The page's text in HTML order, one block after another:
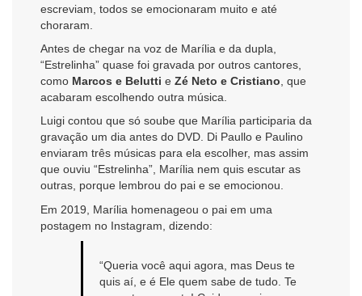
escreviam, todos se emocionaram muito e até
choraram.
Antes de chegar na voz de Marília e da dupla,
“Estrelinha” quase foi gravada por outros cantores,
como Marcos e Belutti e Zé Neto e Cristiano , que
acabaram escolhendo outra música.
Luigi contou que só soube que Marília participaria da
gravação um dia antes do DVD. Di Paullo e Paulino
enviaram três músicas para ela escolher, mas assim
que ouviu “Estrelinha”, Marília nem quis escutar as
outras, porque lembrou do pai e se emocionou.
Em 2019, Marília homenageou o pai em uma
postagem no Instagram, dizendo:
“Queria você aqui agora, mas Deus te
quis aí, e é Ele quem sabe de tudo. Te